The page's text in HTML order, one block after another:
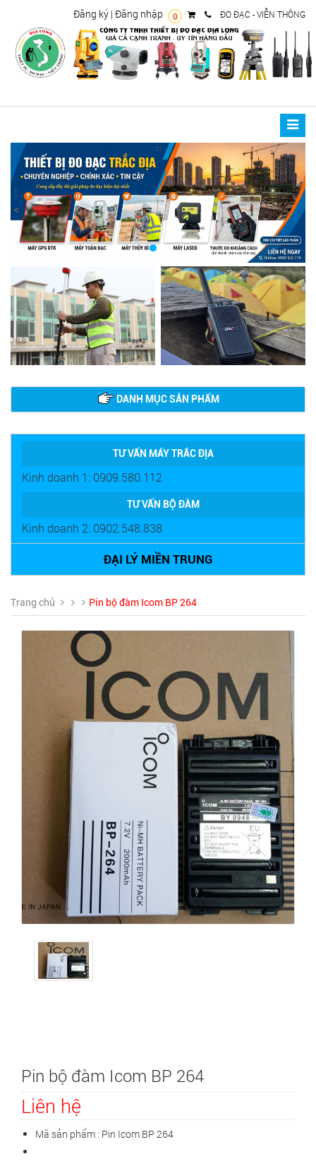
0 ĐO ĐẠC - VIỄN THÔNG
Đăng ký | Đăng nhập
Toggle
DANH MỤC SẢN PHẨM
TƯ VẤN MÁY TRẮC ĐỊA
Kinh doanh 1: 0909.580.112
TƯ VẤN BỘ ĐÀM
Kinh doanh 2: 0902.548.838
ĐẠI LÝ MIỀN TRUNG
Trang chủ Pin bộ đàm Icom BP 264
Pin bộ đàm Icom BP 264
Liên hệ
Mã sản phẩm : Pin Icom BP 264